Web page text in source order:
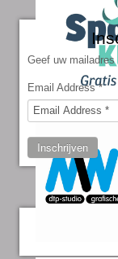
Geef uw
Email Address*
Inschrijven